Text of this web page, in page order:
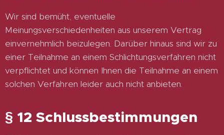
Wir sind bemüht, eventuelle
Meinungsverschiedenheiten aus unserem Vertrag
einvernehmlich beizulegen. Darüber hinaus sind wir zu
einer Teilnahme an einem Schlichtungsverfahren nicht
verpflichtet und können Ihnen die Teilnahme an einem
solchen Verfahren leider auch nicht anbieten.
§ 12 Schlussbestimmungen